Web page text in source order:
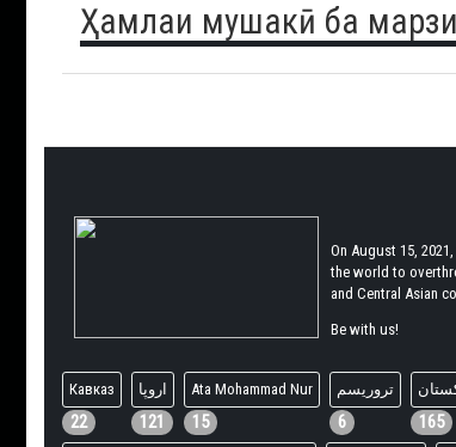
Ҳамлаи мушакӣ ба
On August 15,
the world to
and Central Asian
Be with us!
Кавказ
22
اروپا
121
Ata Mohammad Nur
15
تروریسم
6 165